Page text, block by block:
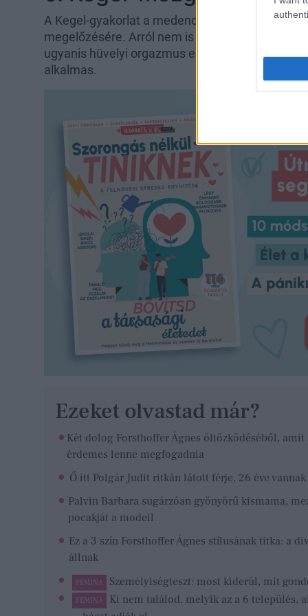
A Kegel-gyakorlat a medenceizmok
megelőzésére. Arról nem is beszélve, hogy a
ugyanis hüvelyi orgazmus elérése, valamint
alkalmas.
Ezeket olvastad már?
Két dolog Forsthoffer Ágnes öltözködéséből,
érdemes lenne megfogadnia
Ő itt Polgár Judit ritkán látott férje, 26 éve
Palvin Barbara sugárzóan gyönyörű kismama,
pocakját a modell
Ez a 3 szín Forsthoffer Ágnes stílusának titka: a
állnak
FEMINA Személyiségteszt: most kiderül, mit
FEMINA
Ki nem találod, melyik az a 6